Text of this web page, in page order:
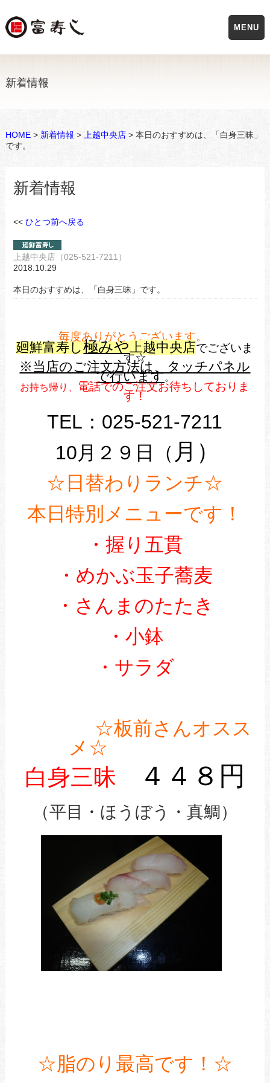
新着情報
HOME> 新着情報 > 上越中央店> 本日のおすすめは、「白身三昧」
です。
新着情報
<< ひとつ前へ戻る
上越中央店（025-521-7211）
2018.10.29
本日のおすすめは、「白身三昧」です。
毎度ありがとうございます。
廻鮮富寿し極みや上越中央店でございま
す☆
※当店のご注文方法は、タッチパネル
で行います。
お持ち帰り、 電話でのご注文お待ちしておりま
す！
TEL：025-521-7211
10月２９日（ 月）
☆日替わりランチ☆
本日特別メニューです！
・握り五貫
・めかぶ玉子蕎麦
・さんまのたたき
・小鉢
・サラダ
☆板前さんオスス
メ☆ さんま
白身三昧
４４８円
（平目・ほうぼう・真鯛）
☆脂のり最高です！☆
MENU